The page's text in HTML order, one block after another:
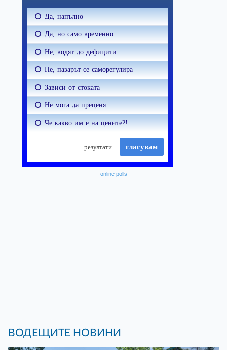
online polls
ВОДЕЩИТЕ НОВИНИ